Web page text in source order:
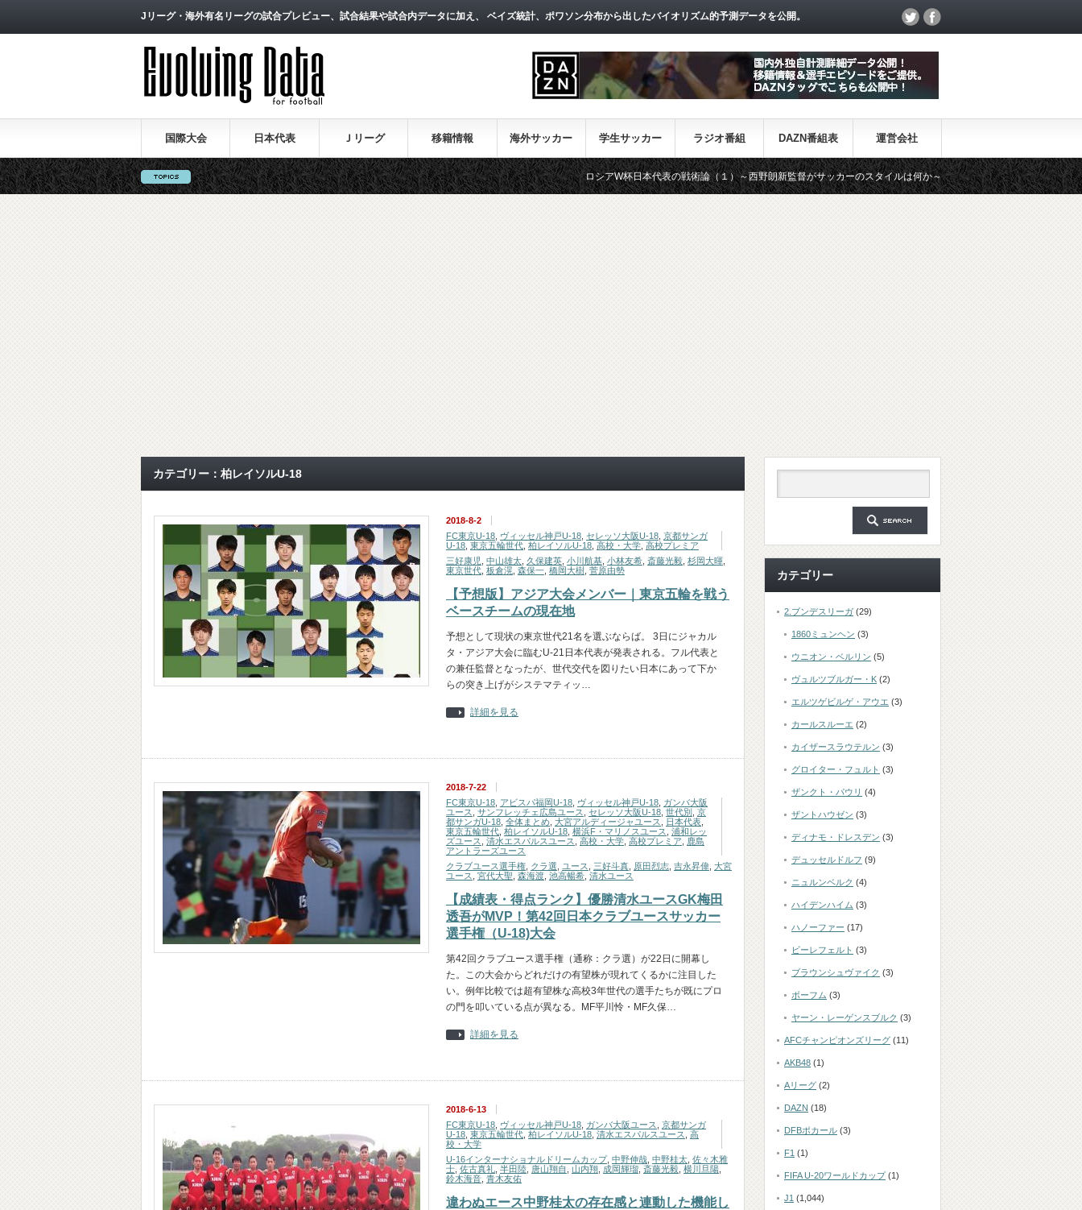
Jリーグ・海外有名リーグの試合プレビュー、試合結果や試合内データに加え、 ベイズ統計、ポワソン分布から出したバイオリズム的予測データを公開。
国際大会 日本代表 Ｊリーグ 移籍情報 海外サッカー 学生サッカー ラジオ番組 DAZN番組表 運営会社
ロシアW杯日本代表の戦術論（１）～西野朗新監督がサッカーのスタイルは何か～ 【一覧】J1・J2・J3リーグ「退
カテゴリー：柏レイソルU-18
2018-8-2
FC東京U-18 ヴィッセル神戸U-18 セレッソ大阪U-18 京都サンガ
U-18 東京五輪世代 柏レイソルU-18 高校・大学 高校プレミア
三好康児
中山雄太 久保建英 小川航基 小林友希 斎藤光毅 杉岡大暉
東京世代 板倉滉 森保一 橋岡大樹 菅原由勢
【予想版】アジア大会メンバー｜東京五輪を戦う
ベースチームの現在地
予想として現状の東京世代21名を選ぶならば。 3日にジャカル
タ・アジア大会に臨むU-21日本代表が発表される。フル代表と
の兼任監督となったが、世代交代を図りたい日本にあって下か
らの突き上げがシステマティッ…
詳細を見る
2018-7-22
FC東京U-18 アビスパ福岡U-18 ヴィッセル神戸U-18 ガンバ大阪
ユース
サンフレッチェ広島ユース セレッソ大阪U-18 世代別 京
都サンガU-18 全体まとめ 大宮アルディージャユース 日本代表
東京五輪世代 柏レイソルU-18 横浜F・マリノスユース
浦和レッ
ズユース
清水エスパルスユース 高校・大学 高校プレミア
鹿島
アントラーズユース
クラブユース選手権 クラ選 ユース 三好斗真 原田烈志 吉永昇偉 大宮
ユース
宮代大聖 森海渡 池高暢希 清水ユース
【成績表・得点ランク】優勝清水ユースGK梅田
透吾がMVP！第42回日本クラブユースサッカー
選手権（U-18)大会
第42回クラブユース選手権（通称：クラ選）が22日に開幕し
た。この大会からどれだけの有望株が現れてくるかに注目した
い。例年比較では超有望株な高校3年世代の選手たちが既にプロ
の門を叩いている点が異なる。MF平川怜・MF久保…
詳細を見る
2018-6-13
FC東京U-18 ヴィッセル神戸U-18 ガンバ大阪ユース
京都サンガ
U-18 東京五輪世代 柏レイソルU-18 清水エスパルスユース
高
校・大学
U-16インターナショナルドリームカップ, 中野伸哉 中野桂太 佐々木雅
士 佐古真礼 半田陸 唐山翔自 山内翔 成岡輝瑠 斎藤光毅 横川旦陽
鈴木海音 青木友佑
違わぬエース中野桂太の存在感と連動した機能し
カテゴリー
2.ブンデスリーガ (29)
1860ミュンヘン (3)
ウニオン・ベルリン (5)
ヴュルツブルガー・K (2)
エルツゲビルゲ・アウエ (3)
カールスルーエ (2)
カイザースラウテルン (3)
グロイター・フュルト (3)
ザンクト・パウリ (4)
ザントハウゼン (3)
ディナモ・ドレスデン (3)
デュッセルドルフ (9)
ニュルンベルク (4)
ハイデンハイム (3)
ハノーファー (17)
ビーレフェルト (3)
ブラウンシュヴァイク (3)
ボーフム (3)
ヤーン・レーゲンスブルク (3)
AFCチャンピオンズリーグ (11)
AKB48 (1)
Aリーグ (2)
DAZN (18)
DFBポカール (3)
F1 (1)
FIFA U-20ワールドカップ(1)
J1 (1,044)